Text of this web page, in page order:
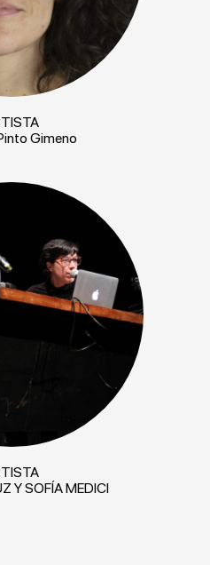
Gimeno
Y SOFÍA MEDICI